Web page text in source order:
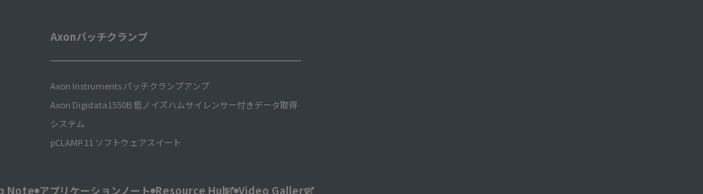
Axonパッチクランプ
Axon Instruments パッチクランプアンプ
Axon Digidata1550B 低ノイズハムサイレンサー付きデータ取得
システム
pCLAMP 11 ソフトウェアスイート
Note アプリケーションノート Resource Hub Video Gallery